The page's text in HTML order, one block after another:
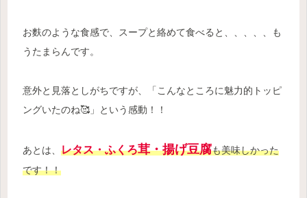
お麩のような食感で、スープと絡めて食べると、、、、、も
うたまらんです。
意外と見落としがちですが、「こんなところに魅力的トッピ
ングいたのね🥰」という感動！！
あとは、 レタス・ふくろ茸・揚げ豆腐も美味しかった
です！！